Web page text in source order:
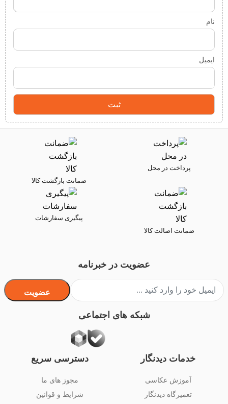
نام
ایمیل
پرداخت در محل
ضمانت بازگشت کالا
ضمانت اصالت کالا
پیگیری سفارشات
خدمات دیدنگار
آموزش عکاسی
تعمیرگاه دیدنگار
دسترسی سریع
مجوز های ما
شرایط و قوانین
عضویت در خبرنامه
عضویت
شبکه های اجتماعی